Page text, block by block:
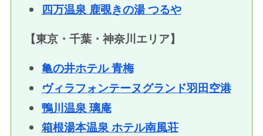
四万温泉 鹿覗きの湯 つるや
【東京・千葉・神奈川エリア】
亀の井ホテル 青梅
ヴィラフォンテーヌグランド羽田空港
鴨川温泉 璃庵
箱根湯本温泉 ホテル南風荘